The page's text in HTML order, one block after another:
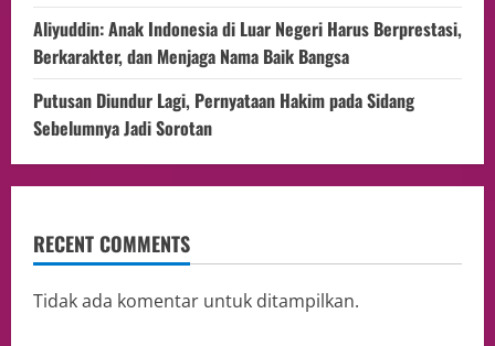
Aliyuddin: Anak Indonesia di Luar Negeri Harus Berprestasi,
Berkarakter, dan Menjaga Nama Baik Bangsa
Putusan Diundur Lagi, Pernyataan Hakim pada Sidang
Sebelumnya Jadi Sorotan
RECENT COMMENTS
Tidak ada komentar untuk ditampilkan.